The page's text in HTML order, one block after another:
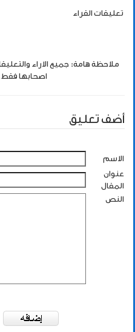
تعليقات القراء
ملاحظة هامة: جميع الاراء
اصحابها
أضف تعليق
الاسم
عنوان
المقال
النص